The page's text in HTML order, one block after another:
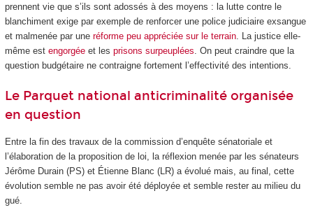
prennent vie que s’ils sont adossés à des moyens : la lutte contre le
blanchiment exige par exemple de renforcer une police judiciaire exsangue
et malmenée par une réforme peu appréciée sur le terrain. La justice elle-
même est engorgéeet les prisons surpeuplées. On peut craindre que la
question budgétaire ne contraigne fortement l’effectivité des intentions.
Le Parquet national anticriminalité organisée
en question
Entre la fin des travaux de la commission d’enquête sénatoriale et
l’élaboration de la proposition de loi, la réflexion menée par les sénateurs
Jérôme Durain (PS) et Étienne Blanc (LR) a évolué mais, au final, cette
évolution semble ne pas avoir été déployée et semble rester au milieu du
gué.